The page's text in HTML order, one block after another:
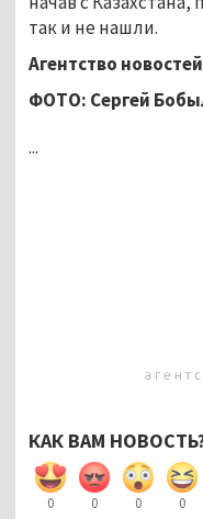
так и не нашли.
Агентство
ФОТО: Сергей
...
КАК ВАМ
0 0 0 0